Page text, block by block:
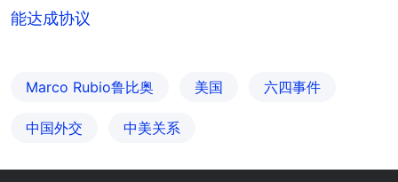
能达成协议
Marco Rubio鲁比奥 美国 六四事件
中国外交 中美关系